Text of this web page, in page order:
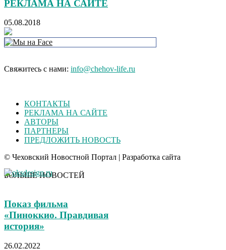
РЕКЛАМА НА САЙТЕ
05.08.2018
Свяжитесь с нами: info@chehov-life.ru
КОНТАКТЫ
РЕКЛАМА НА САЙТЕ
АВТОРЫ
ПАРТНЕРЫ
ПРЕДЛОЖИТЬ НОВОСТЬ
© Чеховский Новостной Портал | Разработка сайта
БОЛЬШЕ НОВОСТЕЙ
Показ фильма
«Пиноккио. Правдивая
история»
26.02.2022